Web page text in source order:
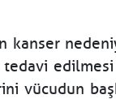
kanser
edilmesi
vücudun